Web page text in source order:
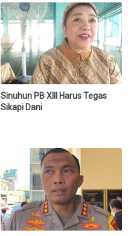
Sinuhun PB XIII Harus Tegas
Sikapi Dani